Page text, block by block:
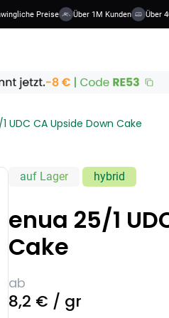
Preise Über 1M Kunden Über
UDC CA Upside Down Cake
auf Lager hybrid
enua 25/1
Cake
ab
8,2 € / gr